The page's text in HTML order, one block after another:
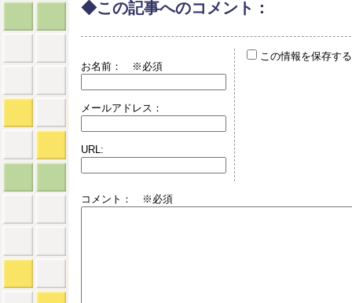
◆この記事へのコメント：
お名前： ※必須
メールアドレス：
URL:
この情報を保存する
コメント： ※必須